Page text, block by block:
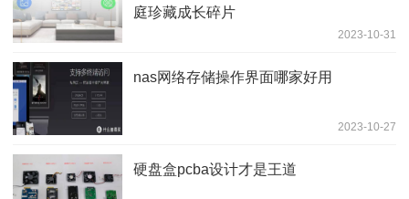
庭珍藏成长碎片
2023-10-31
nas网络存储操作界面哪家好用
2023-10-27
硬盘盒pcba设计才是王道